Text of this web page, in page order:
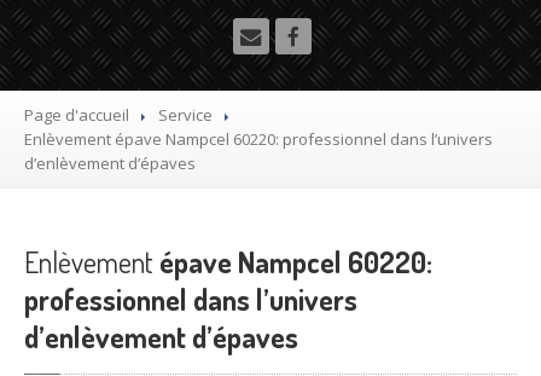
Camion
et Poids Lourd
Utilitaire
Démolisseuragrée VHU gratuit
Mettreà la casse sa voiture
Recyclagevoiture usagée gratuit
Destruction de voiture agréé
EpavisteGratuit
Page d'accueil
Service
Enlèvement épave Nampcel 60220: professionnel dans l’univers
d’enlèvement d’épaves
Enlèvement épave Nampcel 60220:
professionnel dans l’univers
d’enlèvement d’épaves